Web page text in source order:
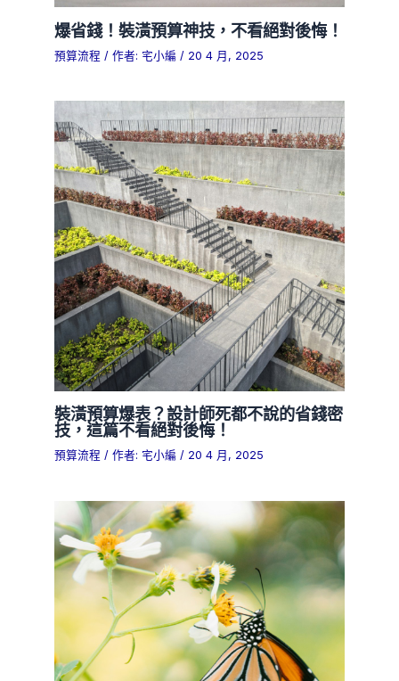
爆省錢！裝潢預算神技，不看絕對後悔！
預算流程 / 作者: 宅小編 / 20 4 月, 2025
裝潢預算爆表？設計師死都不說的省錢密
技，這篇不看絕對後悔！
預算流程 / 作者: 宅小編/ 20 4 月, 2025